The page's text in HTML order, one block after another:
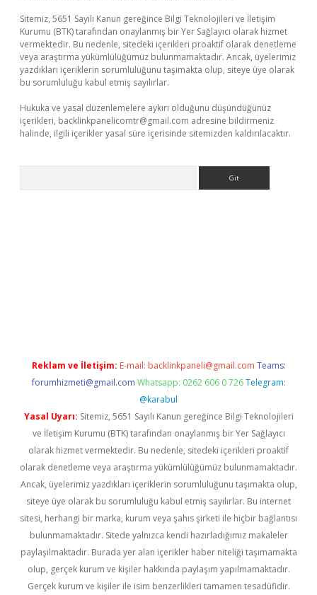
Sitemiz, 5651 Sayılı Kanun gereğince Bilgi Teknolojileri ve İletişim
Kurumu (BTK) tarafından onaylanmış bir Yer Sağlayıcı olarak hizmet
vermektedir. Bu nedenle, sitedeki içerikleri proaktif olarak denetleme
veya araştırma yükümlülüğümüz bulunmamaktadır. Ancak, üyelerimiz
yazdıkları içeriklerin sorumluluğunu taşımakta olup, siteye üye olarak
bu sorumluluğu kabul etmiş sayılırlar.
Hukuka ve yasal düzenlemelere aykırı olduğunu düşündüğünüz
içerikleri, backlinkpanelicomtr@gmail.com adresine bildirmeniz
halinde, ilgili içerikler yasal süre içerisinde sitemizden kaldırılacaktır.
Reklam ve İletişim: E-mail: backlinkpaneli@gmail.com Teams:
forumhizmeti@gmail.com Whatsapp: 0262 606 0 726 Telegram:
@karabul
Yasal Uyarı: Sitemiz, 5651 Sayılı Kanun gereğince Bilgi Teknolojileri
ve İletişim Kurumu (BTK) tarafından onaylanmış bir Yer Sağlayıcı
olarak hizmet vermektedir. Bu nedenle, sitedeki içerikleri proaktif
olarak denetleme veya araştırma yükümlülüğümüz bulunmamaktadır.
Ancak, üyelerimiz yazdıkları içeriklerin sorumluluğunu taşımakta olup,
siteye üye olarak bu sorumluluğu kabul etmiş sayılırlar. Bu internet
sitesi, herhangi bir marka, kurum veya şahıs şirketi ile hiçbir bağlantısı
bulunmamaktadır. Sitede yalnızca kendi hazırladığımız makaleler
paylaşılmaktadır. Burada yer alan içerikler haber niteliği taşımamakta
olup, gerçek kurum ve kişiler hakkında paylaşım yapılmamaktadır.
Gerçek kurum ve kişiler ile isim benzerlikleri tamamen tesadüfidir.